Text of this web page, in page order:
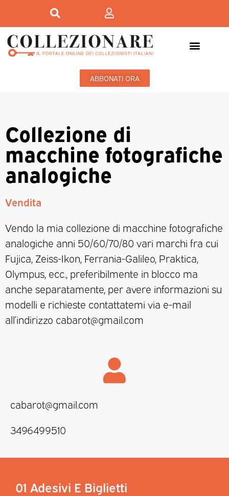
ABBONATI ORA
Collezione di
macchine fotografiche
analogiche
Vendita
Vendo la mia collezione di macchine fotografiche
analogiche anni 50/60/70/80 vari marchi fra cui
Fujica, Zeiss-Ikon, Ferrania-Galileo, Praktica,
Olympus, ecc., preferibilmente in blocco ma
anche separatamente, per avere informazioni su
modelli e richieste contattatemi via e-mail
all’indirizzo cabarot@gmail.com
cabarot@gmail.com
3496499510
01 Adesivi E Biglietti